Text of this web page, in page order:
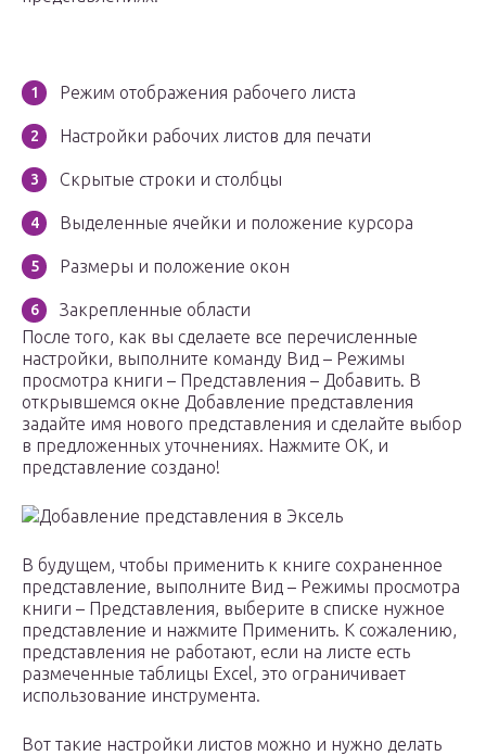
Режим отображения рабочего листа
Настройки рабочих листов для печати
Скрытые строки и столбцы
Выделенные ячейки и положение курсора
Размеры и положение окон
Закрепленные области
После того, как вы сделаете все перечисленные
настройки, выполните команду Вид – Режимы
просмотра книги – Представления – Добавить. В
открывшемся окне Добавление представления
задайте имя нового представления и сделайте выбор
в предложенных уточнениях. Нажмите ОК, и
представление создано!
Добавление представления в Эксель
В будущем, чтобы применить к книге сохраненное
представление, выполните Вид – Режимы просмотра
книги – Представления, выберите в списке нужное
представление и нажмите Применить. К сожалению,
представления не работают, если на листе есть
размеченные таблицы Excel, это ограничивает
использование инструмента.
Вот такие настройки листов можно и нужно делать